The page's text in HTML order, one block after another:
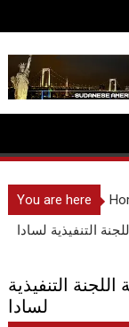
to
content
You are here
التنفيذية لسادا
التنفيذية
لسادا